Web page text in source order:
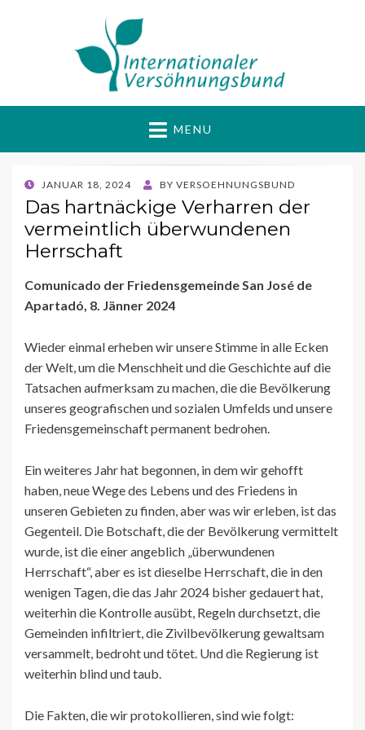
Internationaler
Versöhnungsbund
Gewaltfrei Aktiv für Frieden und Gerechtigkeit
MENU
POSTED
ON
JANUAR 18, 2024 BY VERSOEHNUNGSBUND
Das hartnäckige Verharren der
vermeintlich überwundenen
Herrschaft
Comunicado der Friedensgemeinde San José de
Apartadó, 8. Jänner 2024
Wieder einmal erheben wir unsere Stimme in alle Ecken
der Welt, um die Menschheit und die Geschichte auf die
Tatsachen aufmerksam zu machen, die die Bevölkerung
unseres geografischen und sozialen Umfelds und unsere
Friedensgemeinschaft permanent bedrohen.
Ein weiteres Jahr hat begonnen, in dem wir gehofft
haben, neue Wege des Lebens und des Friedens in
unseren Gebieten zu finden, aber was wir erleben, ist das
Gegenteil. Die Botschaft, die der Bevölkerung vermittelt
wurde, ist die einer angeblich „überwundenen
Herrschaft“, aber es ist dieselbe Herrschaft, die in den
wenigen Tagen, die das Jahr 2024 bisher gedauert hat,
weiterhin die Kontrolle ausübt, Regeln durchsetzt, die
Gemeinden infiltriert, die Zivilbevölkerung gewaltsam
versammelt, bedroht und tötet. Und die Regierung ist
weiterhin blind und taub.
Die Fakten, die wir protokollieren, sind wie folgt: